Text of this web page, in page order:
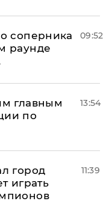
соперника
раунде
09:52
главным
по
13:54
город
играть
11:39